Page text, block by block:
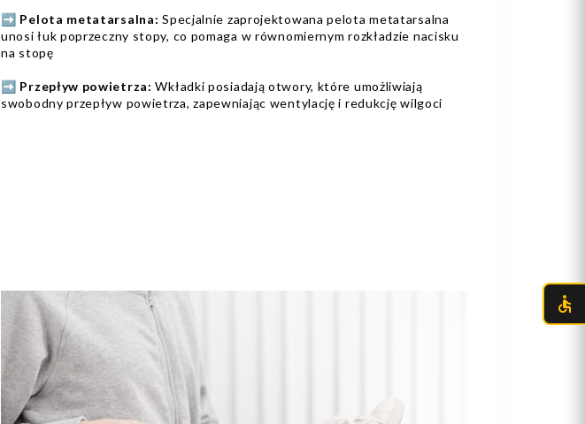
➡️ Pelota metatarsalna: Specjalnie zaprojektowana pelota metatarsalna
unosi łuk poprzeczny stopy, co pomaga w równomiernym rozkładzie nacisku
na stopę
➡️ Przepływ powietrza: Wkładki posiadają otwory, które umożliwiają
swobodny przepływ powietrza, zapewniając wentylację i redukcję wilgoci